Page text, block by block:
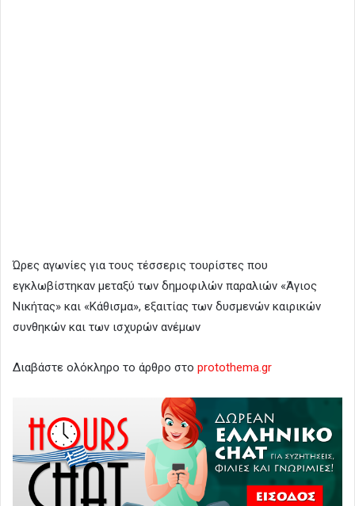
Ώρες αγωνίες για τους τέσσερις τουρίστες που
εγκλωβίστηκαν μεταξύ των δημοφιλών παραλιών «Άγιος
Νικήτας» και «Κάθισμα», εξαιτίας των δυσμενών καιρικών
συνθηκών και των ισχυρών ανέμων
Διαβάστε ολόκληρο το άρθρο στο protothema.gr